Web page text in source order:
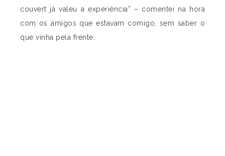
couvert já valeu a experiência” – comentei na hora
com os amigos que estavam comigo, sem saber o
que vinha pela frente.